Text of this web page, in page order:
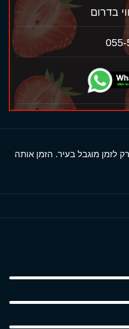
בדרום
055-
לזמן מוגבל בעיר. הזמן אותה